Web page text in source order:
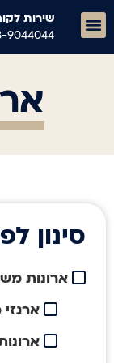
שירות
9044044
סינון
ארונות
ארגזי